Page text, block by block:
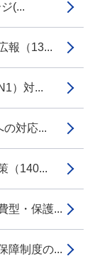
(...
報（13...
）対...
対応...
（140...
型・保護...
障制度の...